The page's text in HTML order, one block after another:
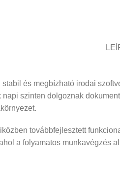
stabil és megbízható irodai
szinten dolgoznak
továbbfejlesztett
a folyamatos munkavégzés